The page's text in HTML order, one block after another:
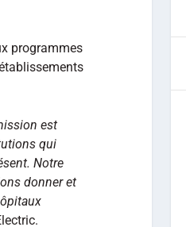
programmes
est
qui
Notre
donner et